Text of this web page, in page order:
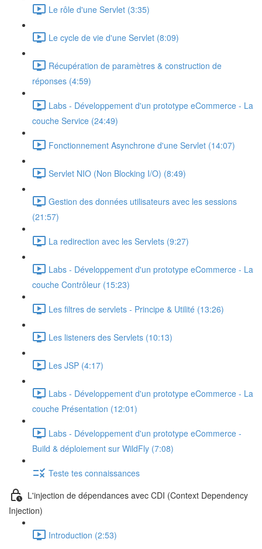
Le rôle d'une Servlet (3:35)
Le cycle de vie d'une Servlet (8:09)
Récupération de paramètres & construction de
réponses (4:59)
Labs - Développement d'un prototype eCommerce - La
couche Service (24:49)
Fonctionnement Asynchrone d'une Servlet (14:07)
Servlet NIO (Non Blocking I/O) (8:49)
Gestion des données utilisateurs avec les sessions
(21:57)
La redirection avec les Servlets (9:27)
Labs - Développement d'un prototype eCommerce - La
couche Contrôleur (15:23)
Les filtres de servlets - Principe & Utilité (13:26)
Les listeners des Servlets (10:13)
Les JSP (4:17)
Labs - Développement d'un prototype eCommerce - La
couche Présentation (12:01)
Labs - Développement d'un prototype eCommerce -
Build & déploiement sur WildFly (7:08)
Teste tes connaissances
L'injection de dépendances avec CDI (Context Dependency
Injection)
Introduction (2:53)